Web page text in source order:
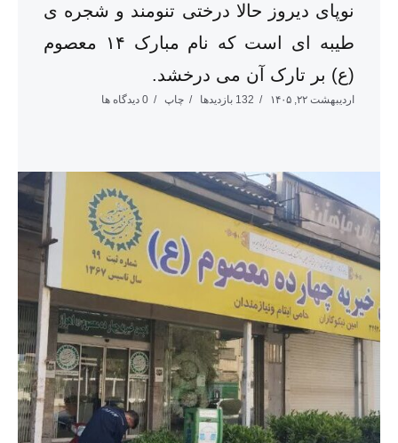
نوپای دیروز حالا درختی تنومند و شجره ی
طیبه ای است که نام مبارک ۱۴ معصوم
(ع) بر تارک آن می درخشد.
اردیبهشت ۲۲, ۱۴۰۵ 132 بازدیدها چاپ 0 دیدگاه ها